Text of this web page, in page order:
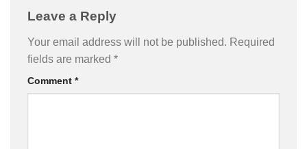
Leave a Reply
Your email address will not be published. Required
fields are marked *
Comment *